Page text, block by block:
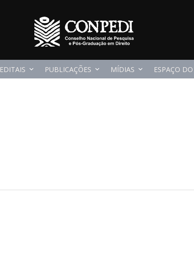
EDITAIS PUBLICAÇÕES MÍDIAS ESPAÇO